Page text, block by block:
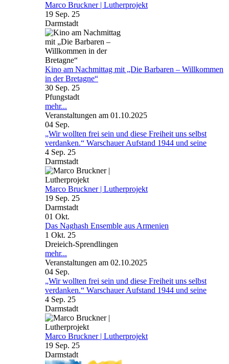
Marco Bruckner | Lutherprojekt
19 Sep. 25
Darmstadt
Kino am Nachmittag mit „Die Barbaren – Willkommen
in der Bretagne“
30 Sep. 25
Pfungstadt
mehr...
Veranstaltungen am 01.10.2025
04 Sep.
„Wir wollten frei sein und diese Freiheit uns selbst
verdanken.“ Warschauer Aufstand 1944 und seine
4 Sep. 25
Darmstadt
Marco Bruckner | Lutherprojekt
19 Sep. 25
Darmstadt
01 Okt.
Das Naghash Ensemble aus Armenien
1 Okt. 25
Dreieich-Sprendlingen
mehr...
Veranstaltungen am 02.10.2025
04 Sep.
„Wir wollten frei sein und diese Freiheit uns selbst
verdanken.“ Warschauer Aufstand 1944 und seine
4 Sep. 25
Darmstadt
Marco Bruckner | Lutherprojekt
19 Sep. 25
Darmstadt